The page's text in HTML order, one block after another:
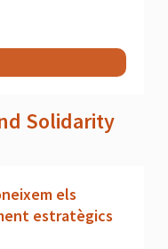
Solidarity
els
estratègics